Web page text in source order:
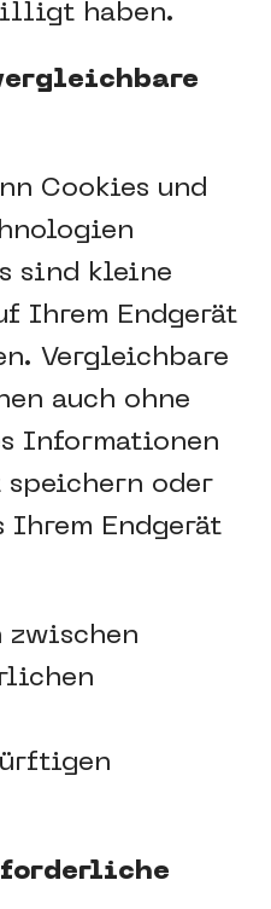
haben.
Cookies und
sind kleine
Ihrem Endgerät
Vergleichbare
auch ohne
Informationen
speichern oder
Ihrem Endgerät
zwischen